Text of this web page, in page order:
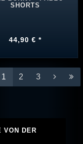
SHORTS
44,90 € *
1 2 3
VON DER